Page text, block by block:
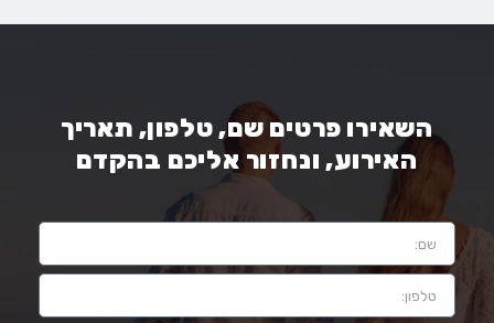
השאירו פרטים שם, טלפון, תאריך
האירוע, ונחזור אליכם בהקדם